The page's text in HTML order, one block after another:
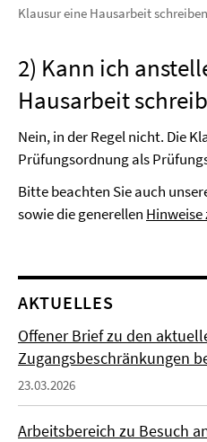
Klausur eine Hausarbeit
2) Kann ich
Hausarbeit
Nein, in der Regel nicht. Die
Prüfungsordnungals
Bitte beachten Sie auch
sowie die generellen
AKTUELLES
Offener Brief zu den
Zugangsbeschränkungen
23.03.2026
Arbeitsbereich zu Besuch